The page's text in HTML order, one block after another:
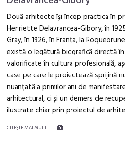
Două arhitecte își încep practica în
Henriette Delavrancea-Gibory, în
Gray, în 1926, în Franța, la
există o legătură biografică directă
valorificate în cultura profesională,
case pe care le proiectează sprijină
nuanțată a primilor ani de
arhitectural, ci și un demers de
ilustrate chiar prin proiectul de
CITEŞTE MAI MULT